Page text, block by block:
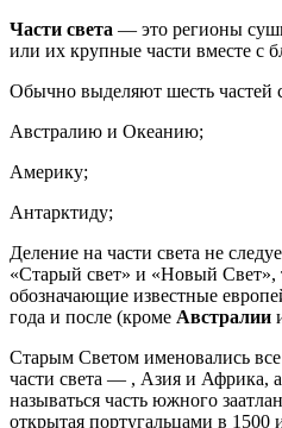
Части света — это регионы
или их крупные части вместе с
Обычно выделяют шесть частей
Австралию и Океанию;
Америку;
Антарктиду;
Деление на части света не
«Старый свет» и «Новый Свет»,
обозначающие известные
года и после (кроме Австралии
Старым Светом именовались
части света — , Азия и Африка,
называться часть южного
открытая португальцами в